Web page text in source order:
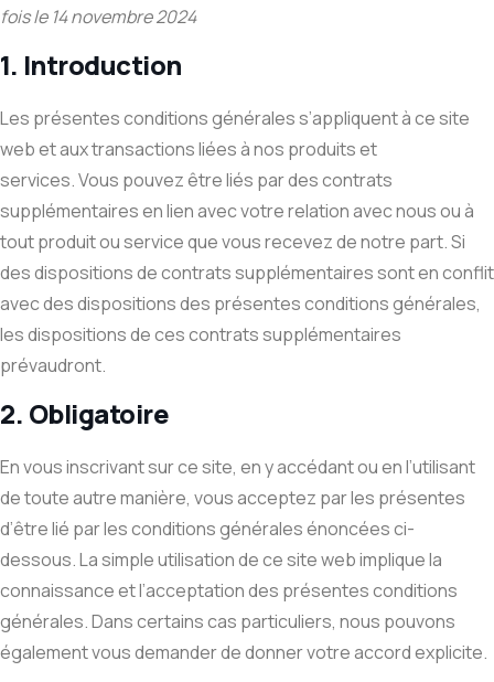
fois le 14 novembre 2024
1. Introduction
Les présentes conditions générales s’appliquent à ce site
web et aux transactions liées à nos produits et
services. Vous pouvez être liés par des contrats
supplémentaires en lien avec votre relation avec nous ou à
tout produit ou service que vous recevez de notre part. Si
des dispositions de contrats supplémentaires sont en conflit
avec des dispositions des présentes conditions générales,
les dispositions de ces contrats supplémentaires
prévaudront.
2. Obligatoire
En vous inscrivant sur ce site, en y accédant ou en l’utilisant
de toute autre manière, vous acceptez par les présentes
d’être lié par les conditions générales énoncées ci-
dessous. La simple utilisation de ce site web implique la
connaissance et l’acceptation des présentes conditions
générales. Dans certains cas particuliers, nous pouvons
également vous demander de donner votre accord explicite.